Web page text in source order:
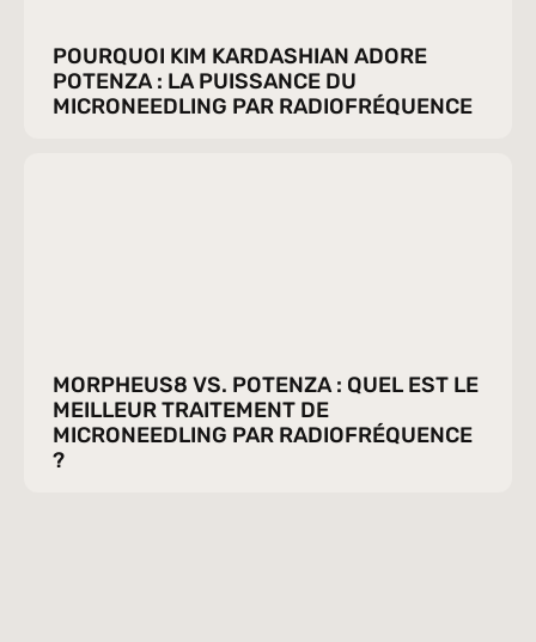
POURQUOI KIM KARDASHIAN ADORE
POTENZA : LA PUISSANCE DU
MICRONEEDLING PAR RADIOFRÉQUENCE
MORPHEUS8 VS. POTENZA : QUEL EST LE
MEILLEUR TRAITEMENT DE
MICRONEEDLING PAR RADIOFRÉQUENCE
?